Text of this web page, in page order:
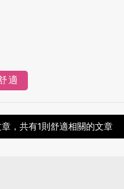
適
，共有1則舒適相關的文章